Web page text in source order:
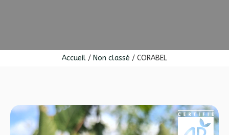
Accueil / Non classé / CORABEL